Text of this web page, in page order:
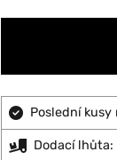
Poslední
Dodací